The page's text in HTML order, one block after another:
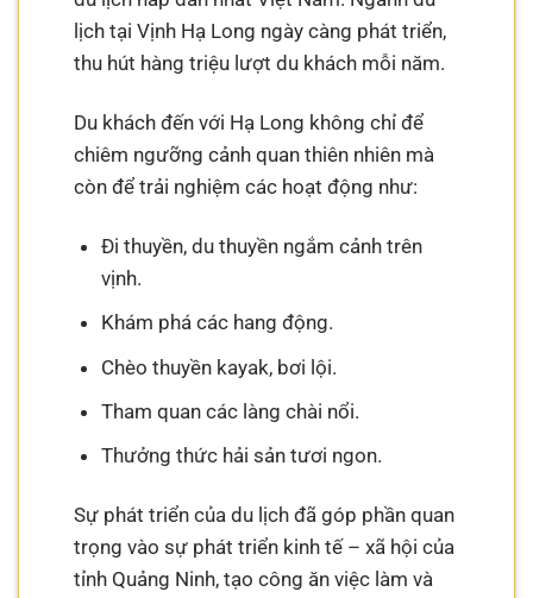
lịch tại Vịnh Hạ Long ngày càng phát triển,
thu hút hàng triệu lượt du khách mỗi năm.
Du khách đến với Hạ Long không chỉ để
chiêm ngưỡng cảnh quan thiên nhiên mà
còn để trải nghiệm các hoạt động như:
Đi thuyền, du thuyền ngắm cảnh trên
vịnh.
Khám phá các hang động.
Chèo thuyền kayak, bơi lội.
Tham quan các làng chài nổi.
Thưởng thức hải sản tươi ngon.
Sự phát triển của du lịch đã góp phần quan
trọng vào sự phát triển kinh tế – xã hội của
tỉnh Quảng Ninh, tạo công ăn việc làm và